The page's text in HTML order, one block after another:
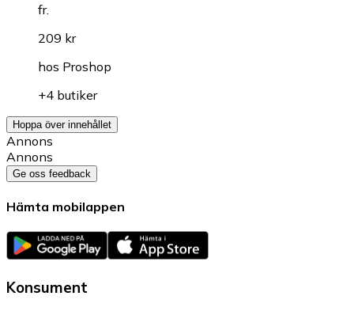
fr.
209 kr
hos Proshop
+4 butiker
Hoppa över innehållet
Annons
Annons
Ge oss feedback
Hämta mobilappen
Konsument